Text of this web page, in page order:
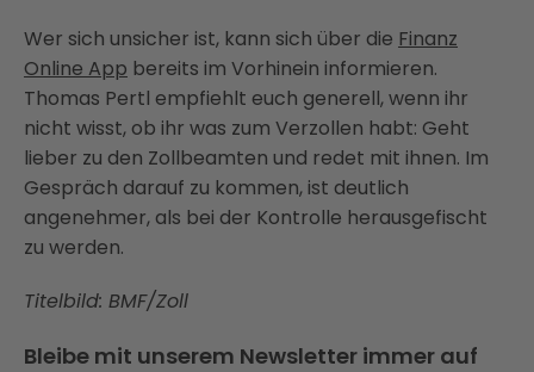
Wer sich unsicher ist, kann sich über die Finanz
Online App bereits im Vorhinein informieren.
Thomas Pertl empfiehlt euch generell, wenn ihr
nicht wisst, ob ihr was zum Verzollen habt: Geht
lieber zu den Zollbeamten und redet mit ihnen. Im
Gespräch darauf zu kommen, ist deutlich
angenehmer, als bei der Kontrolle herausgefischt
zu werden.
Titelbild: BMF/Zoll
Bleibe mit unserem Newsletter immer auf